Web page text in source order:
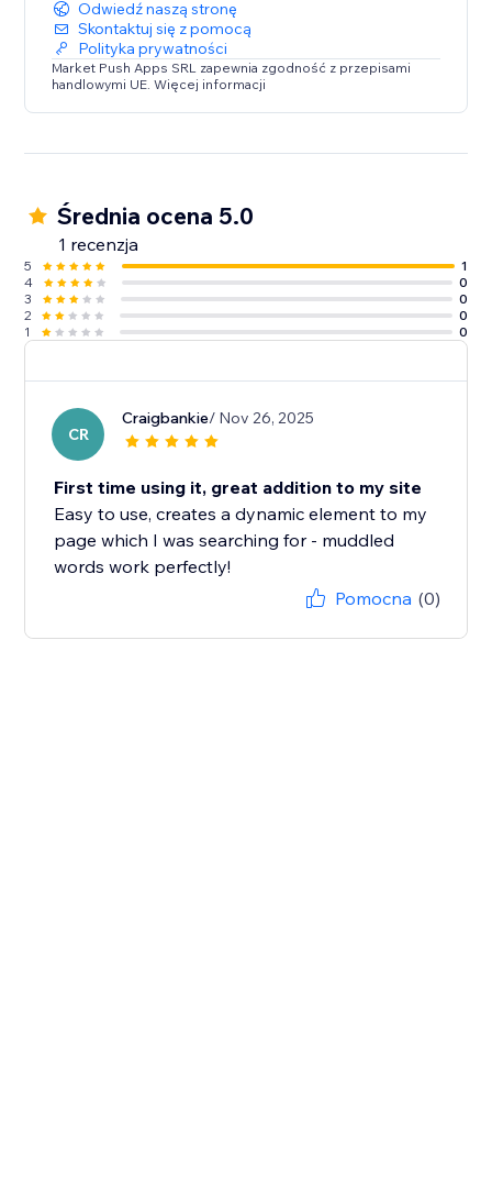
Odwiedź naszą stronę
Skontaktuj się z pomocą
Polityka prywatności
Market Push Apps SRL zapewnia zgodność z przepisami
handlowymi UE. Więcej informacji
Średnia ocena 5.0
1 recenzja
5
1
4
0
3
0
2
0
1
0
CR
Craigbankie/ Nov 26, 2025
First time using it, great addition to my site
Easy to use, creates a dynamic element to my
page which I was searching for - muddled
words work perfectly!
Pomocna (0)